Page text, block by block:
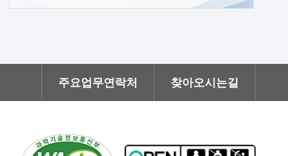
주요업무연락처 찾아오시는길